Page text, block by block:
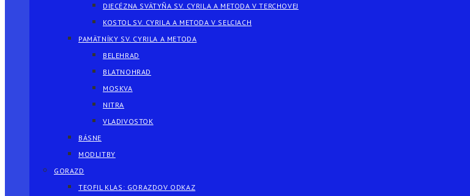
DIECÉZNA SVÄTYŇA SV. CYRILA A METODA V TERCHOVEJ
KOSTOL SV. CYRILA A METODA V SELCIACH
PAMÄTNÍKY SV. CYRILA A METODA
BELEHRAD
BLATNOHRAD
MOSKVA
NITRA
VLADIVOSTOK
BÁSNE
MODLITBY
GORAZD
TEOFIL KLAS: GORAZDOV ODKAZ